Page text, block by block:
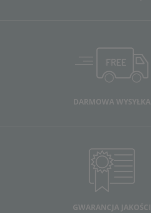
DARMOWA WYSYŁKA
GWARANCJA JAKOŚCI